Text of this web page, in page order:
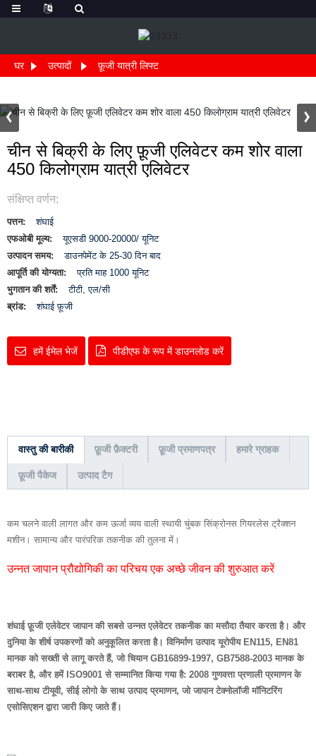
घर उत्पादों फ़ूजी यात्री लिफ्ट
चीन से बिक्री के लिए फ़ूजी एलिवेटर कम शोर वाला
450 किलोग्राम यात्री एलिवेटर
संक्षिप्त वर्णन:
पत्तन:
शंघाई
एफओबी मूल्य:
यूएसडी 9000-20000/ यूनिट
उत्पादन समय:
डाउनपेमेंट के 25-30 दिन बाद
आपूर्ति की योग्यता:
प्रति माह 1000 यूनिट
भुगतान की शर्तें:
टीटी, एल/सी
ब्रांड:
शंघाई फ़ूजी
हमें ईमेल भेजें पीडीएफ के रूप में डाउनलोड करें
वास्तु की बारीकी फ़ूजी फ़ैक्टरी फ़ूजी प्रमाणपत्र हमारे ग्राहक
फ़ूजी पैकेज उत्पाद टैग
कम चलने वाली लागत और कम ऊर्जा व्यय वाली स्थायी चुंबक सिंक्रोनस गियरलेस ट्रैक्शन
मशीन। सामान्य और पारंपरिक तकनीक की तुलना में।
उन्नत जापान प्रौद्योगिकी का परिचय एक अच्छे जीवन की शुरुआत करें
शंघाई फ़ूजी एलेवेटर जापान की सबसे उन्नत एलेवेटर तकनीक का मसौदा तैयार करता है। और
दुनिया के शीर्ष उपकरणों को अनुकूलित करता है। विनिर्माण उत्पाद यूरोपीय EN115, EN81
मानक को सख्ती से लागू करते हैं, जो चियान GB16899-1997, GB7588-2003 मानक के
बराबर है, और हमें ISO9001 से सम्मानित किया गया है: 2008 गुणवत्ता प्रणाली प्रमाणन के
साथ-साथ टीयूवी, सीई लोगो के साथ उत्पाद प्रमाणन, जो जापान टेक्नोलॉजी मॉनिटरिंग
एसोसिएशन द्वारा जारी किए जाते हैं।